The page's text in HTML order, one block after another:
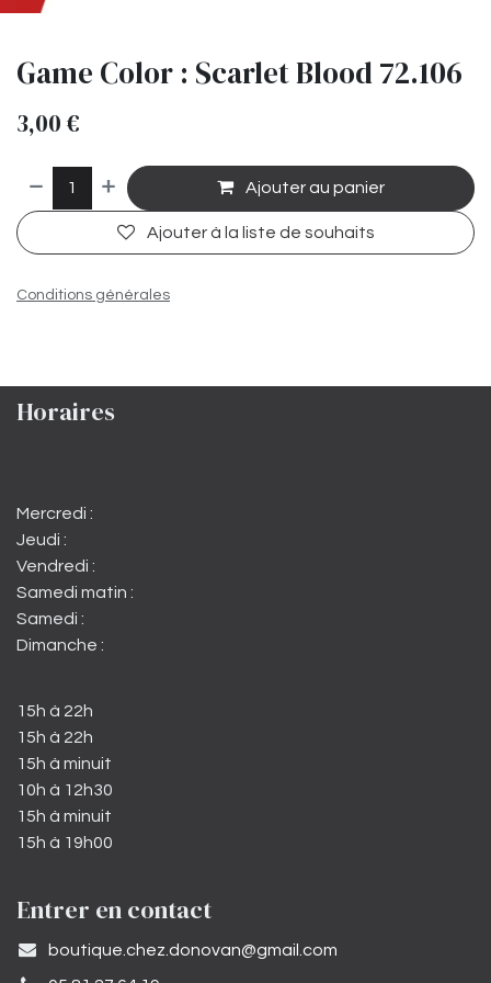
Game Color : Scarlet Blood 72.106
3,00 €
Ajouter au panier
Ajouter à la liste de souhaits
Conditions générales
Horaires
Mercredi :
Jeudi :
Vendredi :
Samedi matin :
Samedi :
Dimanche :
15h à 22h
15h à 22h
15h à minuit
10h à 12h30
15h à minuit
15h à 19h00
Entrer en contact
​boutique.chez.donovan@gmail.com​